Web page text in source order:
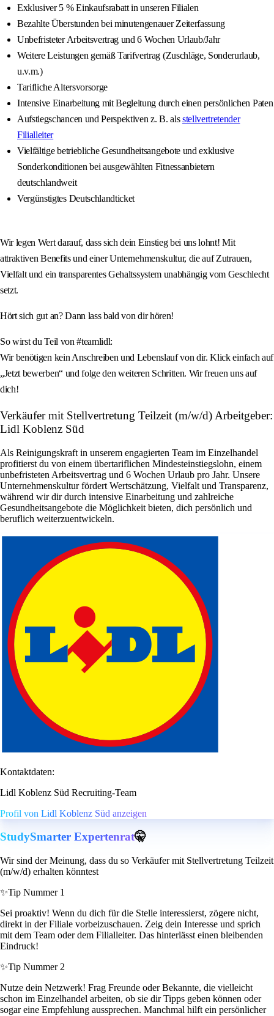
Exklusiver 5 % Einkaufsrabatt in unseren Filialen
Bezahlte Überstunden bei minutengenauer Zeiterfassung
Unbefristeter Arbeitsvertrag und 6 Wochen Urlaub/Jahr
Weitere Leistungen gemäß Tarifvertrag (Zuschläge, Sonderurlaub,
u.v.m.)
Tarifliche Altersvorsorge
Intensive Einarbeitung mit Begleitung durch einen persönlichen Paten
Aufstiegschancen und Perspektiven z. B. alsstellvertretender
Filialleiter
Vielfältige betriebliche Gesundheitsangebote und exklusive
Sonderkonditionen bei ausgewählten Fitnessanbietern
deutschlandweit
Vergünstigtes Deutschlandticket
Wir legen Wert darauf, dass sich dein Einstieg bei uns lohnt! Mit
attraktiven Benefits und einer Unternehmenskultur, die auf Zutrauen,
Vielfalt und ein transparentes Gehaltssystem unabhängig vom Geschlecht
setzt.
Hört sich gut an? Dann lass bald von dir hören!
So wirst du Teil von #teamlidl:
Wir benötigen kein Anschreiben und Lebenslauf von dir. Klick einfach auf
„Jetzt bewerben“ und folge den weiteren Schritten. Wir freuen uns auf
dich!
Verkäufer mit Stellvertretung Teilzeit (m/w/d) Arbeitgeber:
Lidl Koblenz Süd
Als Reinigungskraft in unserem engagierten Team im Einzelhandel
profitierst du von einem übertariflichen Mindesteinstiegslohn, einem
unbefristeten Arbeitsvertrag und 6 Wochen Urlaub pro Jahr. Unsere
Unternehmenskultur fördert Wertschätzung, Vielfalt und Transparenz,
während wir dir durch intensive Einarbeitung und zahlreiche
Gesundheitsangebote die Möglichkeit bieten, dich persönlich und
beruflich weiterzuentwickeln.
Kontaktdaten:
Lidl Koblenz Süd Recruiting-Team
Profil von Lidl Koblenz Süd anzeigen
StudySmarter Expertenrat🤫
Wir sind der Meinung, dass du so Verkäufer mit Stellvertretung Teilzeit
(m/w/d) erhalten könntest
✨Tip Nummer 1
Sei proaktiv! Wenn du dich für die Stelle interessierst, zögere nicht,
direkt in der Filiale vorbeizuschauen. Zeig dein Interesse und sprich
mit dem Team oder dem Filialleiter. Das hinterlässt einen bleibenden
Eindruck!
✨Tip Nummer 2
Nutze dein Netzwerk! Frag Freunde oder Bekannte, die vielleicht
schon im Einzelhandel arbeiten, ob sie dir Tipps geben können oder
sogar eine Empfehlung aussprechen. Manchmal hilft ein persönlicher